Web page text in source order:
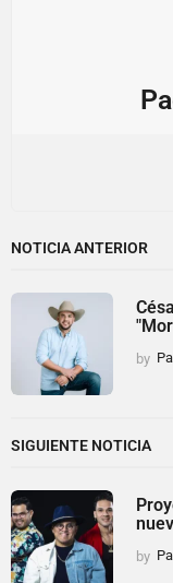
NOTICIA ANTERIOR
by
SIGUIENTE NOTICIA
by